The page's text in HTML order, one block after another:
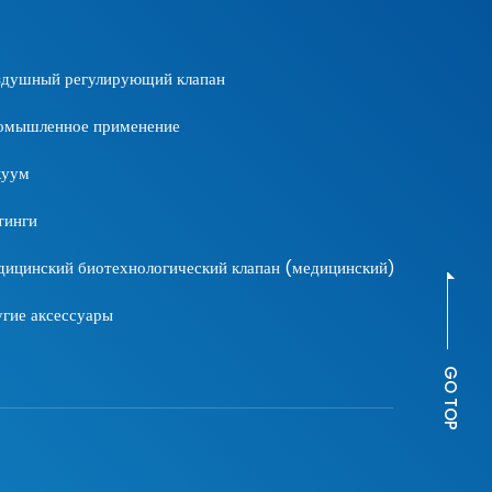
когдарегулирующий клапан
применение
биотехнологический клапан (медицинский)
аксессуары
GO TOP